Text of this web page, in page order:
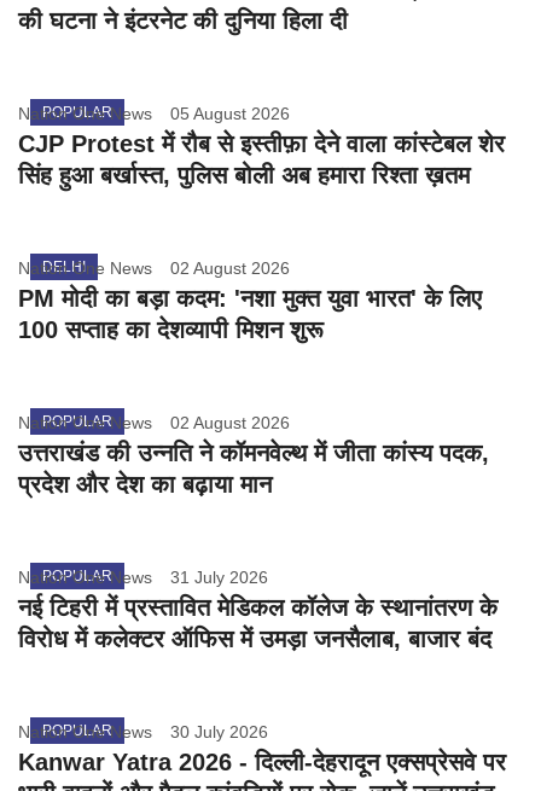
की घटना ने इंटरनेट की दुनिया हिला दी
POPULAR
Nation One News 05 August 2026
CJP Protest में रौब से इस्तीफ़ा देने वाला कांस्टेबल शेर
सिंह हुआ बर्खास्त, पुलिस बोली अब हमारा रिश्ता ख़तम
DELHI
Nation One News 02 August 2026
PM मोदी का बड़ा कदम: 'नशा मुक्त युवा भारत' के लिए
100 सप्ताह का देशव्यापी मिशन शुरू
POPULAR
Nation One News 02 August 2026
उत्तराखंड की उन्नति ने कॉमनवेल्थ में जीता कांस्य पदक,
प्रदेश और देश का बढ़ाया मान
POPULAR
Nation One News 31 July 2026
नई टिहरी में प्रस्तावित मेडिकल कॉलेज के स्थानांतरण के
विरोध में कलेक्टर ऑफिस में उमड़ा जनसैलाब, बाजार बंद
POPULAR
Nation One News 30 July 2026
Kanwar Yatra 2026 - दिल्ली-देहरादून एक्सप्रेसवे पर